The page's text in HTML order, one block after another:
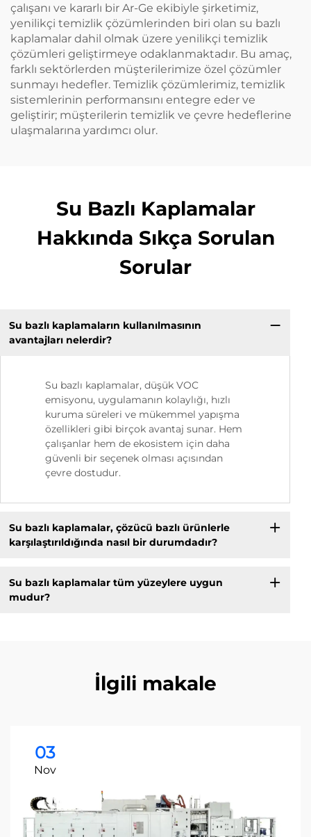
çalışanı ve kararlı bir Ar-Ge ekibiyle şirketimiz,
yenilikçi temizlik çözümlerinden biri olan su bazlı
kaplamalar dahil olmak üzere yenilikçi temizlik
çözümleri geliştirmeye odaklanmaktadır. Bu amaç,
farklı sektörlerden müşterilerimize özel çözümler
sunmayı hedefler. Temizlik çözümlerimiz, temizlik
sistemlerinin performansını entegre eder ve
geliştirir; müşterilerin temizlik ve çevre hedeflerine
ulaşmalarına yardımcı olur.
Su Bazlı Kaplamalar
Hakkında Sıkça Sorulan
Sorular
Su bazlı kaplamaların kullanılmasının
avantajları nelerdir?
Su bazlı kaplamalar, düşük VOC
emisyonu, uygulamanın kolaylığı, hızlı
kuruma süreleri ve mükemmel yapışma
özellikleri gibi birçok avantaj sunar. Hem
çalışanlar hem de ekosistem için daha
güvenli bir seçenek olması açısından
çevre dostudur.
Su bazlı kaplamalar, çözücü bazlı ürünlerle
karşılaştırıldığında nasıl bir durumdadır?
Su bazlı kaplamalar tüm yüzeylere uygun
mudur?
İlgili makale
03
Nov